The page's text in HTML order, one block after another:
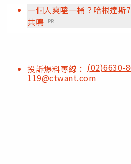
一個人爽嗑一桶？哈根達斯
共鳴 PR
投訴爆料專線： (02)6630-
119@ctwant.com